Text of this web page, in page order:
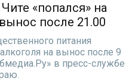
«попался» на
после 21.00
питания
на вынос после 9
в пресс-службе